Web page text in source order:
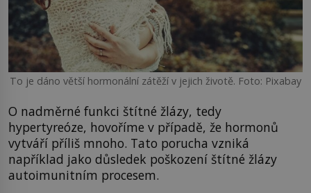
To je dáno větší hormonální zátěží v jejich životě. Foto: Pixabay
O nadměrné funkci štítné žlázy, tedy
hypertyreóze, hovoříme v případě, že hormonů
vytváří příliš mnoho. Tato porucha vzniká
například jako důsledek poškození štítné žlázy
autoimunitním procesem.